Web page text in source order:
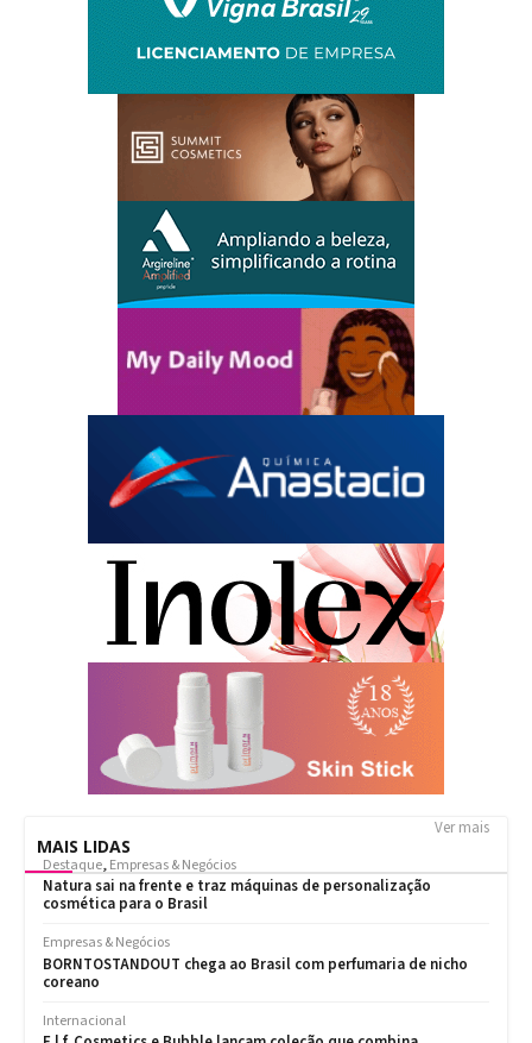
MAIS LIDAS
Ver mais